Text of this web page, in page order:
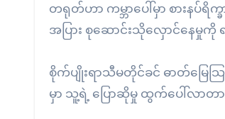
တရုတ်ဟာ ကမ္ဘာပေါ်မှာ စားနပ်ရိ
အပြား စုဆောင်းသိုလှောင်နေ
စိုက်ပျိုးရာသီမတိုင်ခင် ဓာတ်မြေ
မှာ သူ့ရဲ့ ပြောဆိုမှု ထွက်ပေါ်လာတာ